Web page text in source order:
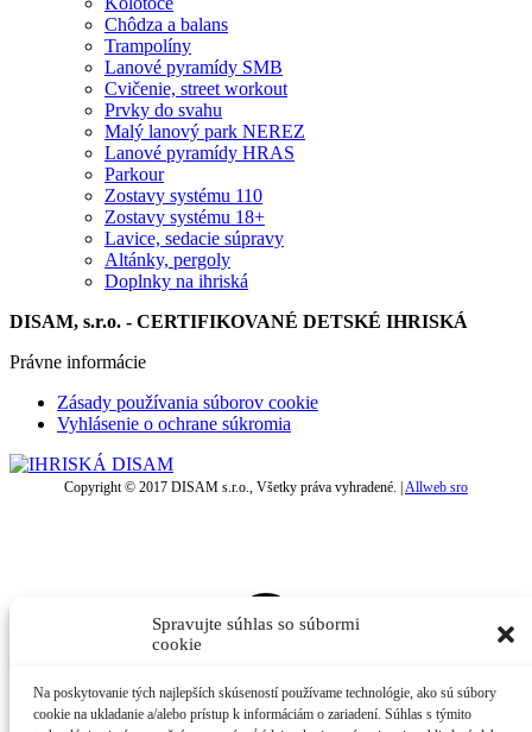
Spravujte súhlas so súbormi
cookie
Na poskytovanie tých najlepších skúseností používame technológie, ako sú súbory
cookie na ukladanie a/alebo prístup k informáciám o zariadení. Súhlas s týmito
Chôdza a balans
Trampolíny
Lanové pyramídy SMB
Cvičenie, street workout
Prvky do svahu
Malý lanový park NEREZ
Lanové pyramídy HRAS
Parkour
Zostavy systému 110
Zostavy systému 18+
Lavice, sedacie súpravy
Altánky, pergoly
Doplnky na ihriská
DISAM, s.r.o. - CERTIFIKOVANÉ DETSKÉ IHRISKÁ
Právne informácie
Zásady používania súborov cookie
Vyhlásenie o ochrane súkromia
Copyright © 2017 DISAM s.r.o., Všetky práva vyhradené. | Allweb sro